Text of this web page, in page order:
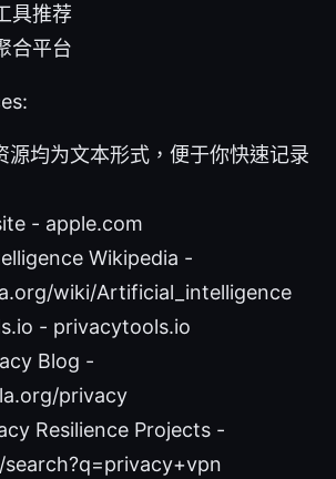
具推荐
合平台
源均为文本形式，便于你快速记录
- apple.com
Wikipedia -
wiki/Artificial_intelligence
- privacytools.io
Blog -
privacy
Resilience Projects -